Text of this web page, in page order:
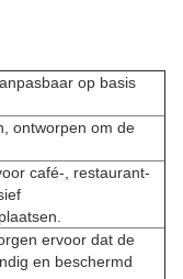
op basis
ontworpen om de
café-, restaurant-
ervoor dat de
en beschermd